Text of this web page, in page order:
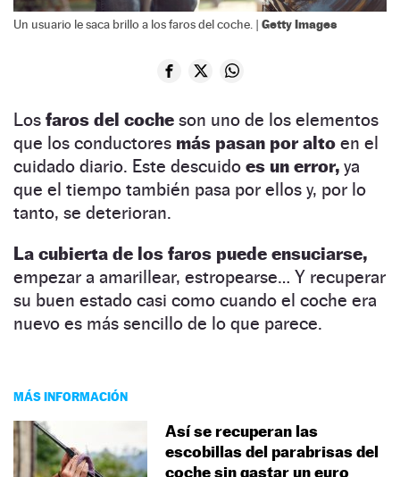
Un usuario le saca brillo a los faros del coche. | Getty Images
Los faros del coche son uno de los elementos
que los conductores más pasan por alto en el
cuidado diario. Este descuido es un error, ya
que el tiempo también pasa por ellos y, por lo
tanto, se deterioran.
La cubierta de los faros puede ensuciarse,
empezar a amarillear, estropearse… Y recuperar
su buen estado casi como cuando el coche era
nuevo es más sencillo de lo que parece.
MÁS INFORMACIÓN
Así se recuperan las
escobillas del parabrisas del
coche sin gastar un euro